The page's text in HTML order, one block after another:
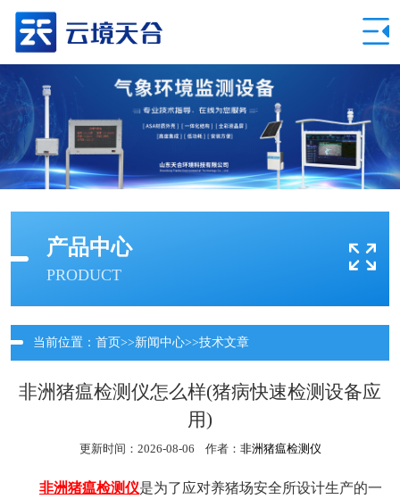
产品中心
PRODUCT
当前位置： 首页>>新闻中心>>技术文章
非洲猪瘟检测仪怎么样(猪病快速检测设备应
用)
更新时间：2026-08-06 作者： 非洲猪瘟检测仪
非洲猪瘟检测仪是为了应对养猪场安全所设计生产的一